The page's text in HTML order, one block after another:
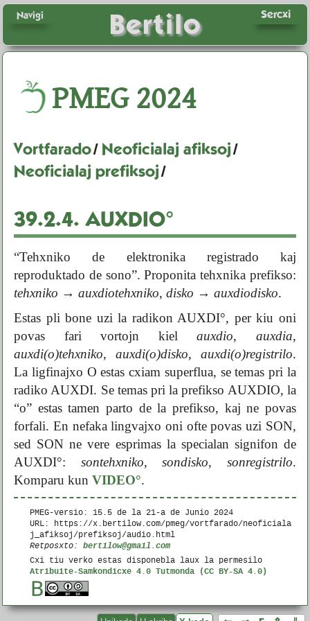
Bertilo Sercxi
Navigi
PMEG2024
Vortfarado/ Neoficialaj afiksoj/
Neoficialaj prefiksoj/
39.2.4. AUXDIO°
“Tehxniko de elektronika registrado kaj
reproduktado de sono”. Proponita tehxnika prefikso:
tehxniko → auxdiotehxniko,disko → auxdiodisko.
Estas pli bone uzi la radikon AUXDI°, per kiu oni
povas fari vortojn kielauxdio, auxdia,
auxdi(o)tehxniko, auxdi(o)disko, auxdi(o)registrilo.
La ligfinajxo O estas cxiam superflua, se temas pri la
radiko AUXDI. Se temas pri la prefikso AUXDIO, la
“o” estas tamen parto de la prefikso, kaj ne povas
forfali. En nefaka lingvajxo oni ofte povas uzi SON,
sed SON ne vere esprimas la specialan signifon de
AUXDI°: sontehxniko,sondisko, sonregistrilo.
Komparu kunVIDEO°.
PMEG-versio: 15.5 de la 21-a de Junio 2024
URL: https://x.bertilow.com/pmeg/vortfarado/neoficiala
j_afiksoj/prefiksoj/audio.html
Retposxto:bertilow@gmail.com
Cxi tiu verko estas disponebla laux la permesilo
Atribuite-Samkondicxe 4.0 Tutmonda (CC BY-SA 4.0)